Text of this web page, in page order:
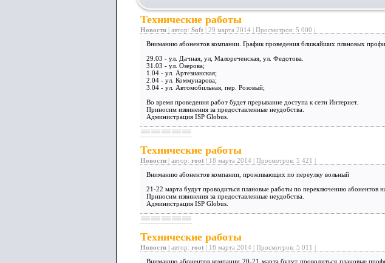
Технические работы
Новости | автор: Soft | 29 марта 2014 | Просмотров: 5 000 |
Вниманию абонентов компании. График проведения ближайших плановых
29.03 - ул. Дачная, ул, Малореченская, ул. Федотова.
31.03 - ул. Озерова;
1.04 - ул. Артезианская;
2.04 - ул. Коммунарова;
3.04 - ул. Автомобильная, пер. Розовый;
Во время проведения работ будет прерывание доступа к сети Интернет.
Приносим извинения за предоставленные неудобства.
Администрация ISP Globus.
Технические работы
Новости | автор: root | 18 марта 2014 | Просмотров: 5 421 |
Вниманию абонентов компании, проживающих по переулку вольный
21-22 марта будут проводиться плановые работы по переключению абонентов
Приносим извинения за предоставленные неудобства.
Администрация ISP Globus.
Технические работы
Новости | автор: root | 18 марта 2014 | Просмотров: 5 011 |
Вниманию абонентов компании 20-21 марта будут проводиться плановые